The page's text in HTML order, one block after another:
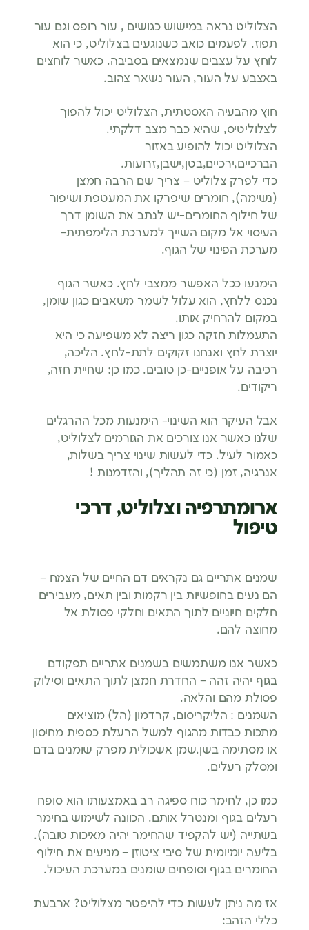
הצלוליט נראה במישוש כגושים , עור רופס וגם עור
תפוז. לפעמים כואב כשנוגעים בצלוליט, כי הוא
לוחץ על עצבים שנמצאים בסביבה. כאשר לוחצים
באצבע על העור, העור נשאר צהוב.
חוץ מהבעיה האסטתית, הצלוליט יכול להפוך
לצלוליטיס, שהיא כבר מצב דלקתי.
הצלוליט יכול להופיע באזור
הברכיים,ירכיים,בטן,ישבן,זרועות.
כדי לפרק צלוליט – צריך שם הרבה חמצן
(נשימה), חומרים שיפרקו את המעטפת ושיפור
של חילוף החומרים-יש לנתב את השומן דרך
העיסוי אל מקום השייך למערכת הלימפתית-
מערכת הפינוי של הגוף.
הימנעו ככל האפשר ממצבי לחץ. כאשר הגוף
נכנס ללחץ, הוא עלול לשמר משאבים כגון שומן,
במקום להרחיק אותו.
התעמלות חזקה כגון ריצה לא משפיעה כי היא
יוצרת לחץ ואנחנו זקוקים לתת-לחץ. הליכה,
רכיבה על אופניים-כן טובים. כמו כן: שחיית חזה,
ריקודים.
אבל העיקר הוא השינוי- הימנעות מכל ההרגלים
שלנו כאשר אנו צורכים את הגורמים לצלוליט,
כאמור לעיל. כדי לעשות שינוי צריך בשלות,
אנרגיה, זמן (כי זה תהליך), והזדמנות !
ארומתרפיה וצלוליט, דרכי
טיפול
שמנים אתריים גם נקראים דם החיים של הצמח –
הם נעים בחופשיות בין רקמות ובין תאים, מעבירים
חלקים חיוניים לתוך התאים וחלקי פסולת אל
מחוצה להם.
כאשר אנו משתמשים בשמנים אתריים תפקודם
בגוף יהיה זהה – החדרת חמצן לתוך התאים וסילוק
פסולת מהם והלאה.
השמנים : הליקריסום, קרדמון (הל) מוציאים
מתכות כבדות מהגוף למשל הרעלת כספית מחיסון
או מסתימה בשן.שמן אשכולית מפרק שומנים בדם
ומסלק רעלים.
כמו כן, לחימר כוח ספיגה רב באמצעותו הוא סופח
רעלים בגוף ומנטרל אותם. הכוונה לשימוש בחימר
בשתייה (יש להקפיד שהחימר יהיה מאיכות טובה).
בליעה יומיומית של סיבי ציטוזן – מניעים את חילוף
החומרים בגוף וסופחים שומנים במערכת העיכול.
אז מה ניתן לעשות כדי להיפטר מצלוליט? ארבעת
כללי הזהב: